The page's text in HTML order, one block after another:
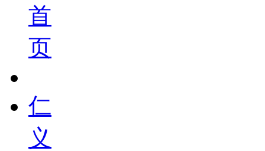
首
页
仁
义